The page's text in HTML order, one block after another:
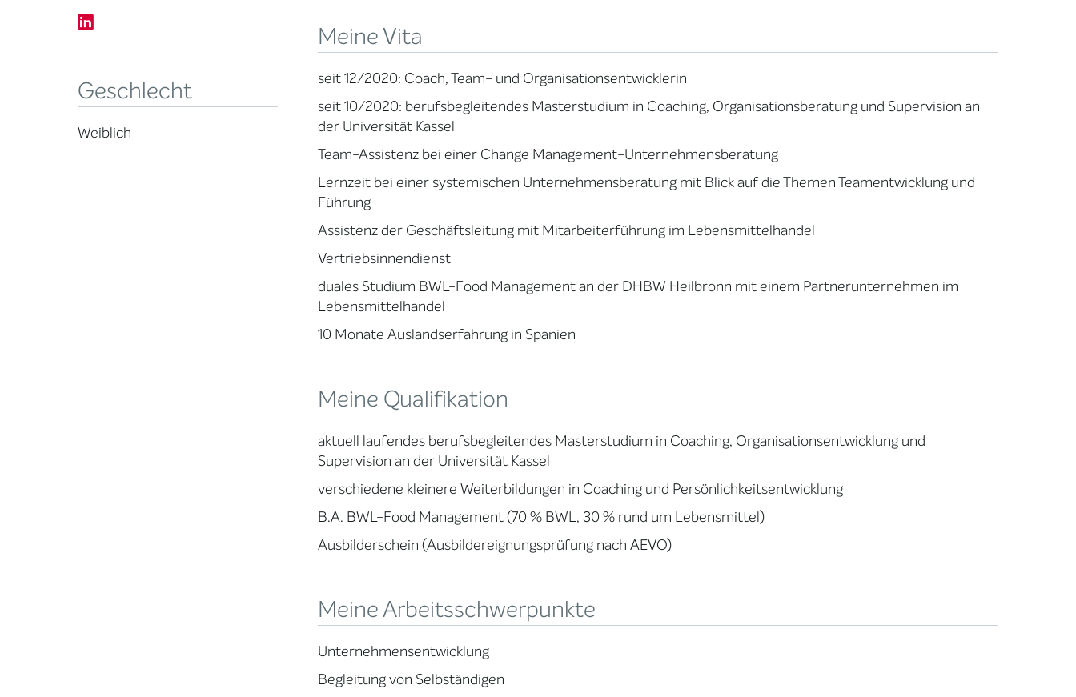
Geschlecht
Weiblich
Meine Vita
seit 12/2020: Coach, Team- und Organisationsentwicklerin
seit 10/2020: berufsbegleitendes Masterstudium in Coaching, Organisationsberatung und Supervision an
der Universität Kassel
Team-Assistenz bei einer Change Management-Unternehmensberatung
Lernzeit bei einer systemischen Unternehmensberatung mit Blick auf die Themen Teamentwicklung und
Führung
Assistenz der Geschäftsleitung mit Mitarbeiterführung im Lebensmittelhandel
Vertriebsinnendienst
duales Studium BWL-Food Management an der DHBW Heilbronn mit einem Partnerunternehmen im
Lebensmittelhandel
10 Monate Auslandserfahrung in Spanien
Meine Qualifikation
aktuell laufendes berufsbegleitendes Masterstudium in Coaching, Organisationsentwicklung und
Supervision an der Universität Kassel
verschiedene kleinere Weiterbildungen in Coaching und Persönlichkeitsentwicklung
B.A. BWL-Food Management (70 % BWL, 30 % rund um Lebensmittel)
Ausbilderschein (Ausbildereignungsprüfung nach AEVO)
Meine Arbeitsschwerpunkte
Unternehmensentwicklung
Begleitung von Selbständigen